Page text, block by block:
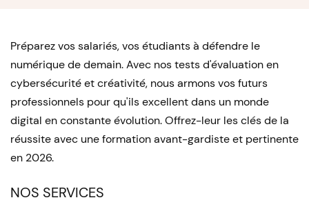
Préparez vos salariés, vos étudiants à défendre le
numérique de demain. Avec nos tests d'évaluation en
cybersécurité et créativité, nous armons vos futurs
professionnels pour qu'ils excellent dans un monde
digital en constante évolution. Offrez-leur les clés de la
réussite avec une formation avant-gardiste et pertinente
en 2026.
NOS SERVICES